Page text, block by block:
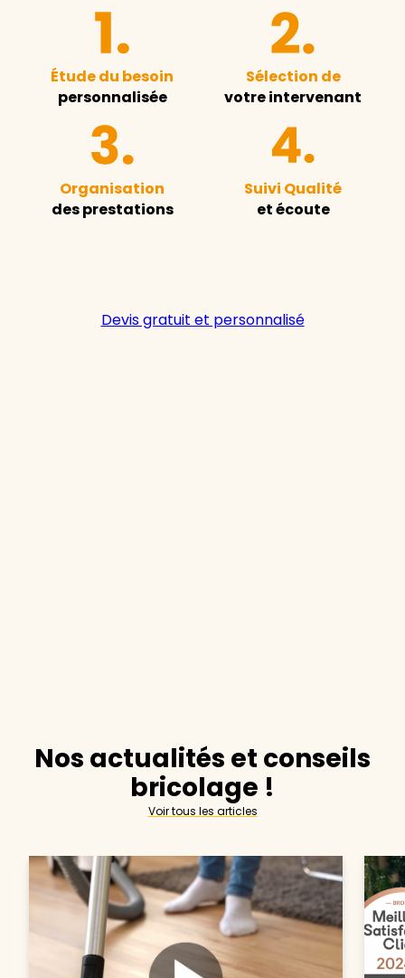
Étude du besoin
personnalisée
Sélection de
votre intervenant
Organisation
des prestations
Suivi Qualité
et écoute
Devis gratuit et personnalisé
Nos actualités et conseils
bricolage !
Voir tous les articles